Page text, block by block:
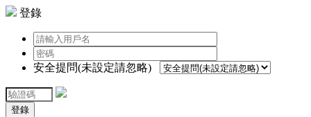
登錄
安全提問(未設定請忽略)
登錄